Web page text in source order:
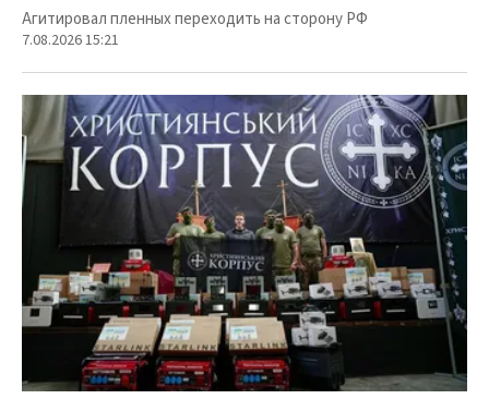
Агитировал пленных переходить на сторону РФ
7.08.2026 15:21